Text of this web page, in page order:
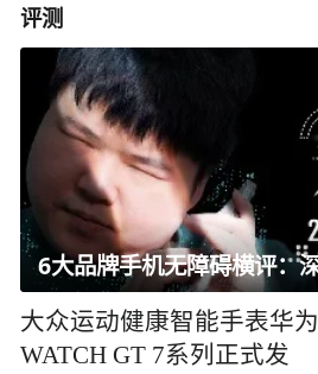
评测
大众运动健康智能手表华为
WATCH GT 7系列正式发